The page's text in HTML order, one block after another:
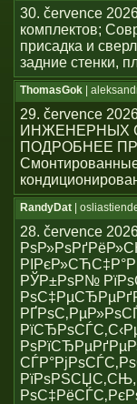
30. července
комплектов;
присадка и
задние стенки,
ThomasGok |
29. července
ИНЖЕНЕРНЫХ
ПОДРОБНЕЕ
RandyDat |
28. července
РЎР±РѕР№